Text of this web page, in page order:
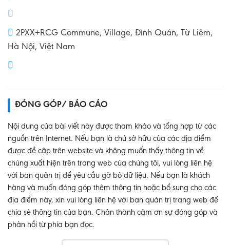
2PXX+RCG Commune, Village, Đình Quán, Từ Liêm,
Hà Nội, Việt Nam
ĐÓNG GÓP/ BÁO CÁO
Nội dung của bài viết này được tham khảo và tổng hợp từ các
nguồn trên Internet. Nếu bạn là chủ sở hữu của các địa điểm
được đề cập trên website và không muốn thấy thông tin về
chúng xuất hiện trên trang web của chúng tôi, vui lòng liên hệ
với ban quản trị để yêu cầu gỡ bỏ dữ liệu. Nếu bạn là khách
hàng và muốn đóng góp thêm thông tin hoặc bổ sung cho các
địa điểm này, xin vui lòng liên hệ với ban quản trị trang web để
chia sẻ thông tin của bạn. Chân thành cảm ơn sự đóng góp và
phản hồi từ phía bạn đọc.